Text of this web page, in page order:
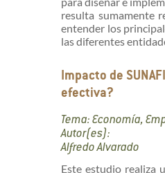
resulta sumamente
entender los
las diferentes
Impacto de
efectiva?
Tema: Economía,
Autor(es):
Alfredo Alvarado
Este estudio realiza